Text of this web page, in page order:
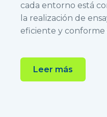
cada entorno está
la realización de
eficiente y conforme
Leer más